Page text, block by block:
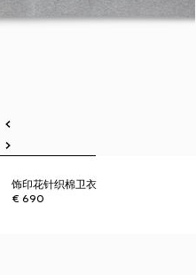
饰印花针织棉卫衣
€ 690